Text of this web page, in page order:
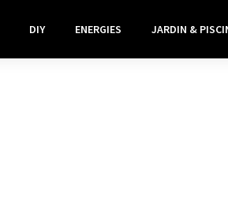
DIY ENERGIES JARDIN &